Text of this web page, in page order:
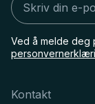
Ved å melde deg
Kontakt